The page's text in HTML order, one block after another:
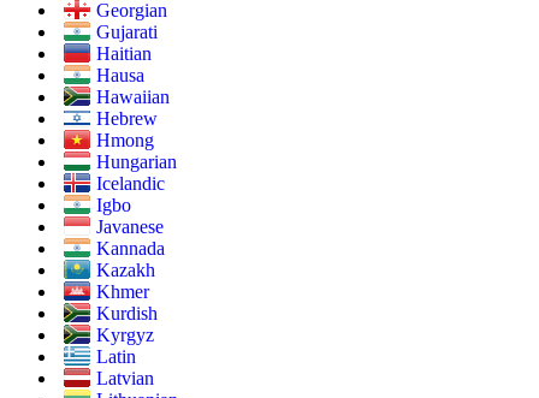
Georgian
Gujarati
Haitian
Hausa
Hawaiian
Hebrew
Hmong
Hungarian
Icelandic
Igbo
Javanese
Kannada
Kazakh
Khmer
Kurdish
Kyrgyz
Latin
Latvian